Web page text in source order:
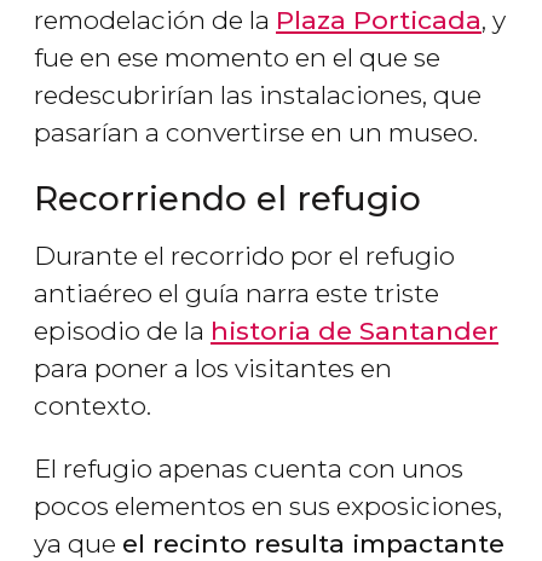
remodelación de la Plaza Porticada, y
fue en ese momento en el que se
redescubrirían las instalaciones, que
pasarían a convertirse en un museo.
Recorriendo el refugio
Durante el recorrido por el refugio
antiaéreo el guía narra este triste
episodio de la historia de Santander
para poner a los visitantes en
contexto.
El refugio apenas cuenta con unos
pocos elementos en sus exposiciones,
ya que el recinto resulta impactante